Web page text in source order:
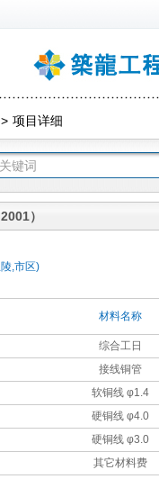
> 项目详细
）
,市区)
材料名称
综合工日
接线铜管
软铜线 φ1.4
硬铜线 φ4.0
硬铜线 φ3.0
其它材料费